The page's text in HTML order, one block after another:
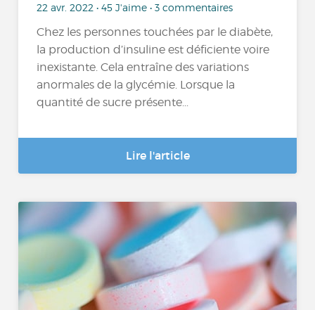
22 avr. 2022 • 45 J'aime • 3 commentaires
Chez les personnes touchées par le diabète,
la production d’insuline est déficiente voire
inexistante. Cela entraîne des variations
anormales de la glycémie. Lorsque la
quantité de sucre présente...
Lire l'article